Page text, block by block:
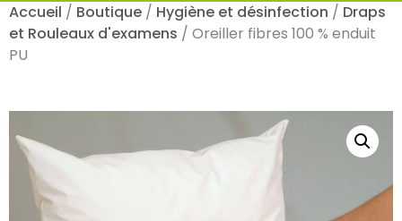
Accueil / Boutique / Hygiène et désinfection / Draps
et Rouleaux d'examens / Oreiller fibres 100 % enduit
PU